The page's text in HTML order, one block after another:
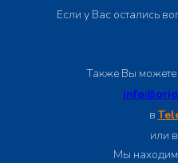
Если у Вас остались
Мы
Также Вы можете
в
или в